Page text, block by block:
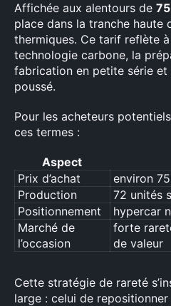
Affichée aux alentours de
place dans la tranche haute
thermiques. Ce tarif reflète
technologie carbone, la
fabrication en petite série
poussé.
Pour les acheteurs
ces termes :
Aspect
Prix d’achat
environ
Production
72 unités
Positionnement
hypercar
Marché de
l’occasion
forte
de valeur
Cette stratégie de rareté
large : celui de